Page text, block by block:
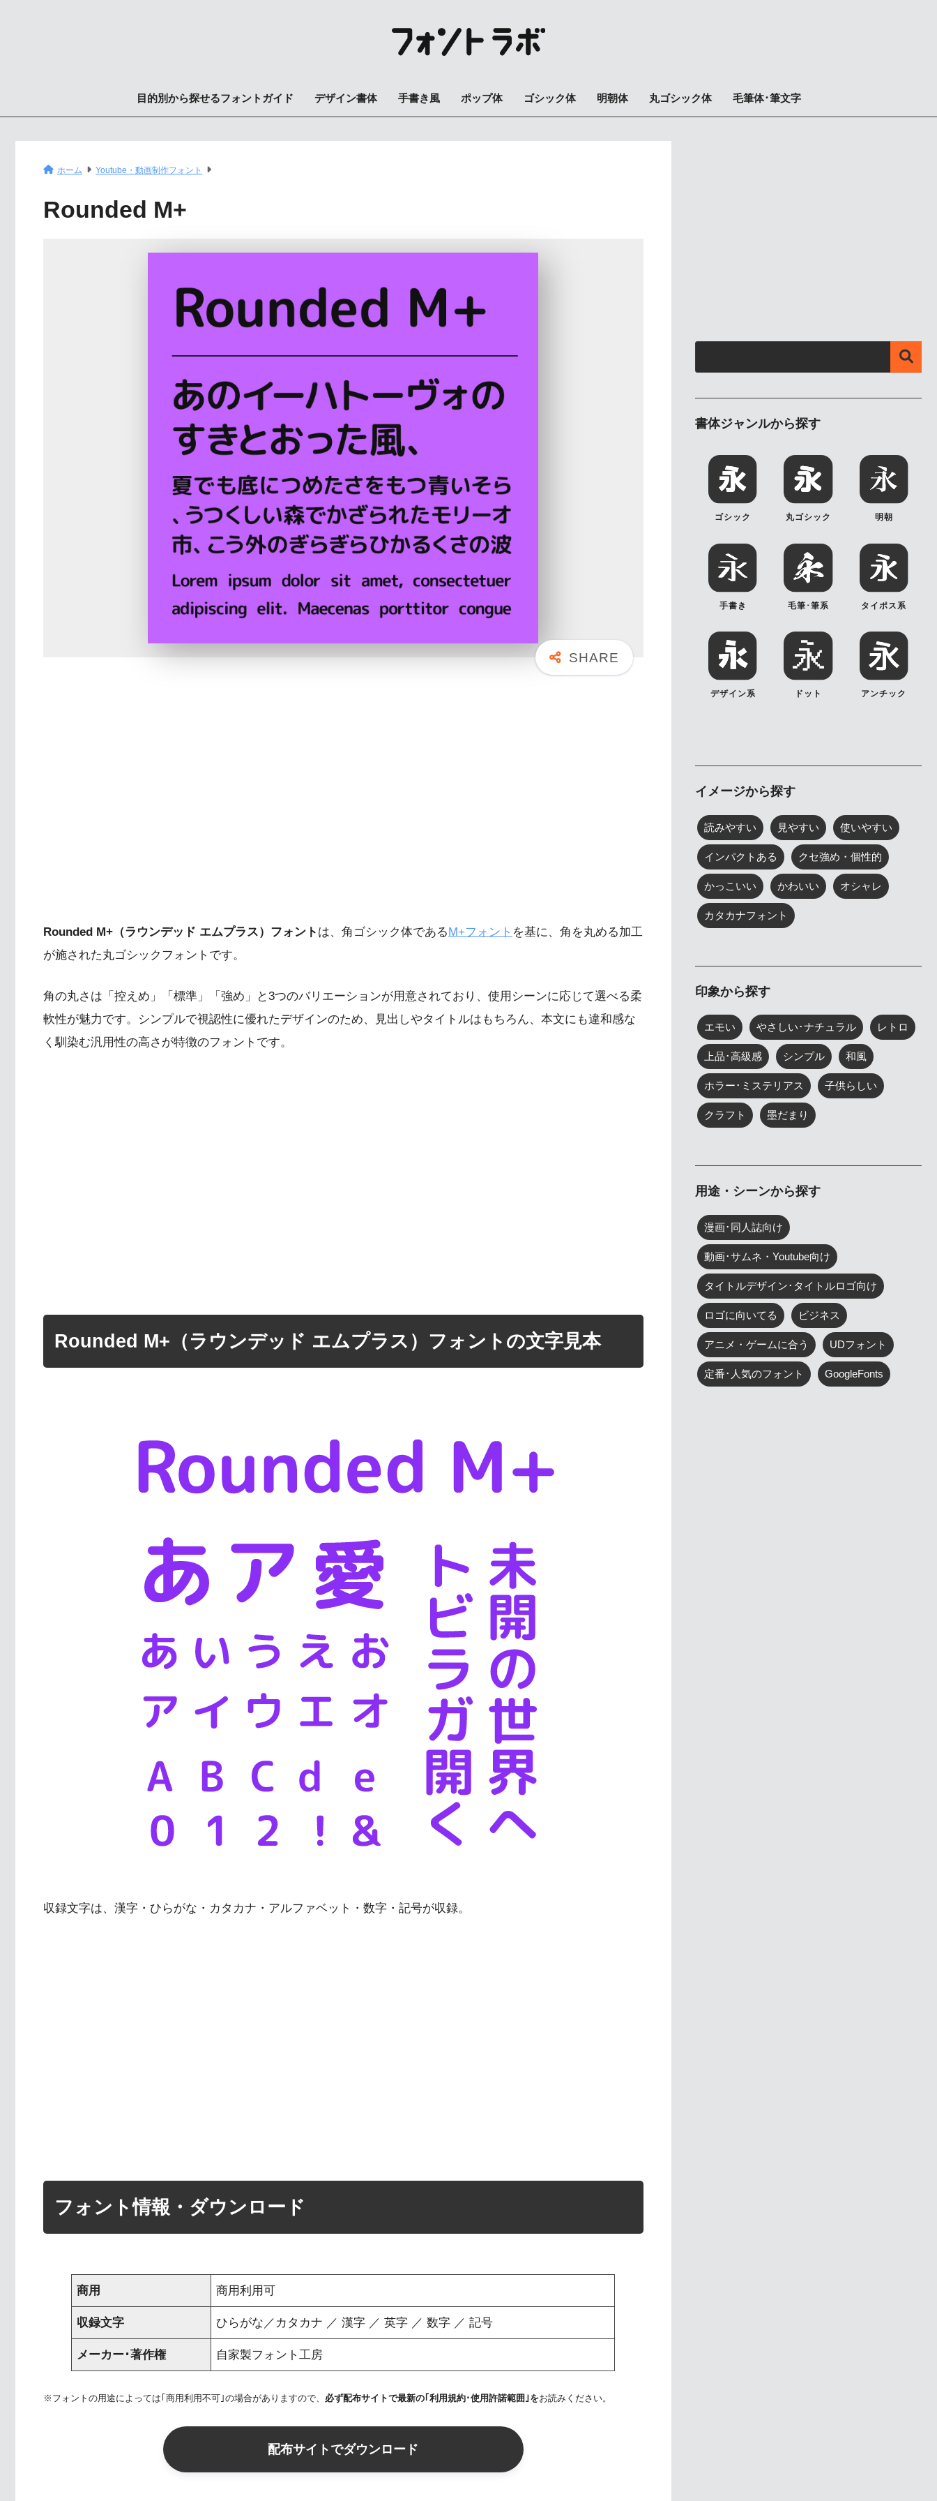
目的別から探せるフォントガイド デザイン書体 手書き風 ポップ体 ゴシック体 明朝体 丸ゴシック体 毛筆体･筆文字
ホーム Youtube・動画制作フォント
Rounded M+
Rounded M+（ラウンデッド エムプラス）フォント は、角ゴシック体であるM+フォント を基に、角を丸める加工
が施された丸ゴシックフォントです。
角の丸さは「控えめ」「標準」「強め」と3つのバリエーションが用意されており、使用シーンに応じて選べる柔
軟性が魅力です。シンプルで視認性に優れたデザインのため、見出しやタイトルはもちろん、本文にも違和感な
く馴染む汎用性の高さが特徴のフォントです。
Rounded M+（ラウンデッド エムプラス）フォントの文字見本
収録文字は、漢字・ひらがな・カタカナ・アルファベット・数字・記号が収録。
フォント情報・ダウンロード
商用 商用利用可
収録文字 ひらがな／カタカナ ／ 漢字 ／ 英字 ／ 数字 ／ 記号
メーカー･著作権 自家製フォント工房
※フォントの用途によっては｢商用利用不可｣の場合がありますので、 必ず配布サイトで最新の｢利用規約･使用許諾範囲｣をお読みください。
配布サイトでダウンロード
書体ジャンルから探す
ゴシック 丸ゴシック 明朝
手書き 毛筆･筆系 タイポス系
デザイン系 ドット アンチック
イメージから探す
読みやすい 見やすい 使いやすい
インパクトある クセ強め・個性的
かっこいい かわいい オシャレ
カタカナフォント
印象から探す
エモい やさしい･ナチュラル レトロ
上品･高級感 シンプル 和風
ホラー･ミステリアス 子供らしい
クラフト 墨だまり
用途・シーンから探す
漫画･同人誌向け
動画･サムネ・Youtube向け
タイトルデザイン･タイトルロゴ向け
ロゴに向いてる ビジネス
アニメ・ゲームに合う UDフォント
定番･人気のフォント GoogleFonts